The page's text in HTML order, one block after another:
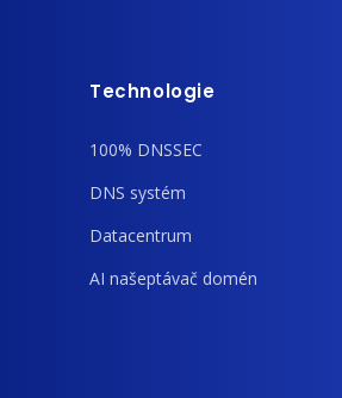
Technologie
100% DNSSEC
DNS systém
Datacentrum
AI našeptávač domén